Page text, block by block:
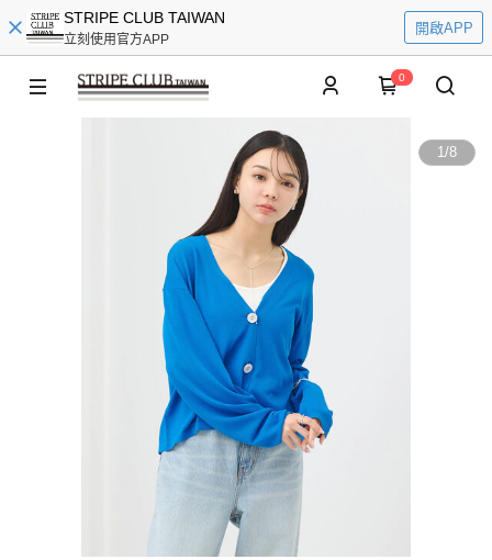
STRIPE CLUB TAIWAN
立刻使用官方APP
開啟APP
0
1/8